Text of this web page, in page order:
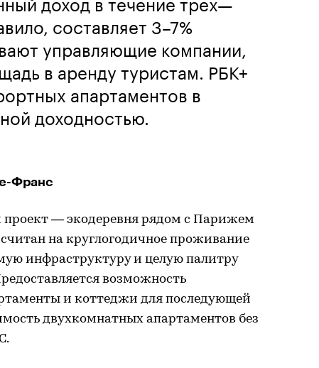
составляет 3–7%
управляющие компании,
в аренду туристам. РБК+
апартаментов в
доходностью.
Франс
— экодеревня рядом с Парижем
на круглогодичное проживание
инфраструктуру и целую палитру
возможность
и коттеджи для последующей
двухкомнатных апартаментов без